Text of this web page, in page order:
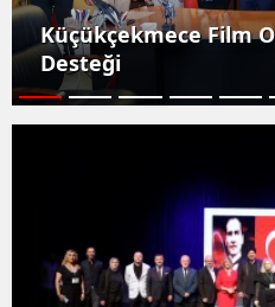
Küçükçekmece Film
Desteği